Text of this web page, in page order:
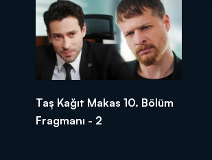
Taş Kağıt Makas 10. Bölüm
Fragmanı - 2